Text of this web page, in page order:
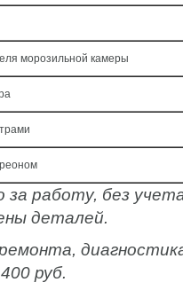
морозильной камеры
за работу, без
деталей.
руб.